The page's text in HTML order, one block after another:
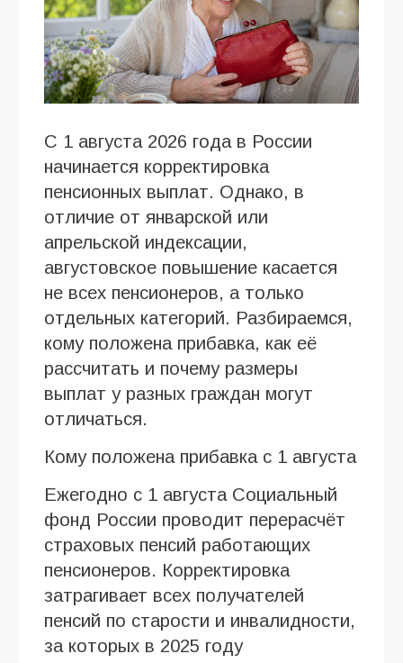
С 1 августа 2026 года в России
начинается корректировка
пенсионных выплат. Однако, в
отличие от январской или
апрельской индексации,
августовское повышение касается
не всех пенсионеров, а только
отдельных категорий. Разбираемся,
кому положена прибавка, как её
рассчитать и почему размеры
выплат у разных граждан могут
отличаться.
Кому положена прибавка с 1 августа
Ежегодно с 1 августа Социальный
фонд России проводит перерасчёт
страховых пенсий работающих
пенсионеров. Корректировка
затрагивает всех получателей
пенсий по старости и инвалидности,
за которых в 2025 году